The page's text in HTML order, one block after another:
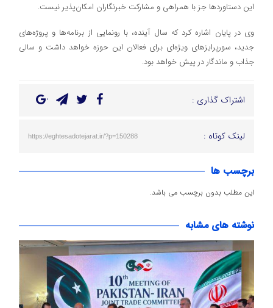
این دستاوردها جز با همراهی و مشارکت خبرنگاران امکان‌پذیر نیست.
وی در پایان اشاره کرد که سال آینده، با رونمایی از برنامه‌ها و پروژه‌های
جدید، سورپرایزهای ویژه‌ای برای فعالان این حوزه خواهد داشت و سالی
جذاب و ماندگار در پیش خواهد بود.
اشتراک گذاری :
لینک کوتاه : https://eghtesadotejarat.ir/?p=150288
برچسب ها
این مطلب بدون برچسب می باشد.
نوشته های مشابه